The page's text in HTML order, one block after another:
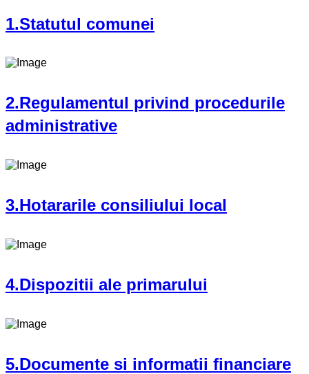
1.Statutul comunei
2.Regulamentul privind procedurile
administrative
3.Hotararile consiliului local
4.Dispozitii ale primarului
5.Documente si informatii financiare